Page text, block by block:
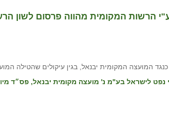
הרשות המקומית מהווה פרסום לשון הרע
המועצה המקומית יבנאל, בגין עיקולים שהטילה